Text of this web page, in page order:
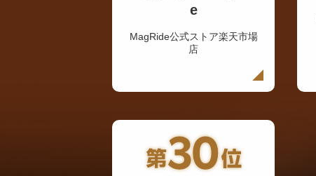
e
MagRide公式ストア楽天市場
店